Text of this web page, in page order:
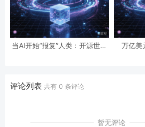
当AI开始“报复”人类：开源世界
万亿美
评论列表 共有 0 条评论
暂无评论